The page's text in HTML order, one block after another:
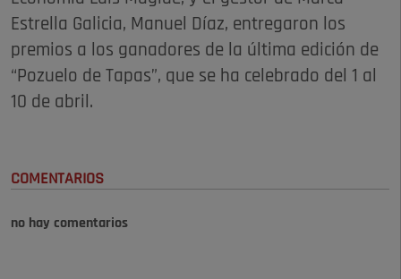
Estrella Galicia, Manuel Díaz, entregaron los
premios a los ganadores de la última edición de
“Pozuelo de Tapas”, que se ha celebrado del 1 al
10 de abril.
COMENTARIOS
no hay comentarios